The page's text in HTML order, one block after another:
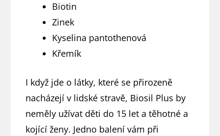
Biotin
Zinek
Kyselina pantothenová
Křemík
I když jde o látky, které se přirozeně
nacházejí v lidské stravě, Biosil Plus by
neměly užívat děti do 15 let a těhotné a
kojící ženy. Jedno balení vám při